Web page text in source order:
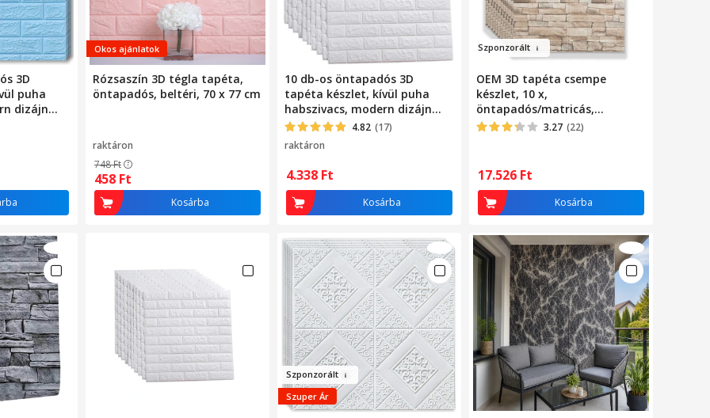
3D
puha
dizájn
Okos ajánlatok
Rózsaszín 3D tégla tapéta,
öntapadós, beltéri, 70 x 77 cm
raktáron
748Ft
458 Ft
Kosárba
10 db-os öntapadós 3D
tapéta készlet, kívül puha
habszivacs, modern dizájn
bármilyen helyre alkalmas,
vízálló, 70x77 méret, Macvi®,
fehér tégla modell
4.82 (17)
raktáron
4.338 Ft
Kosárba
Szponzorált
OEM 3D tapéta csempe
készlet, 10 x,
öntapadós/matricás,
mosható, puha hab, modern
3.27 (22)
17.526 Ft
Kosárba
Szponzorált
Szuper Ár